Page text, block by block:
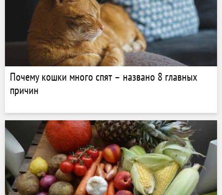
Почему кошки много спят – названо 8 главных
причин